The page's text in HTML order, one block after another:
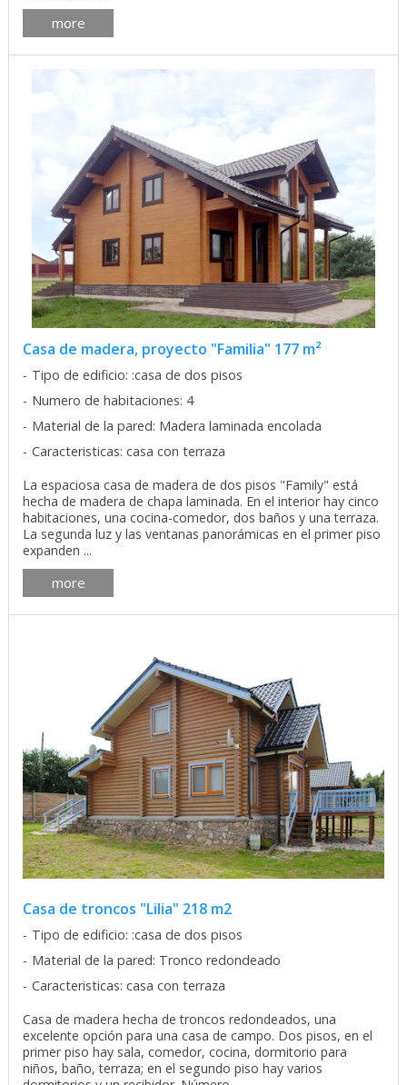
more
Casa de madera, proyecto "Familia" 177 m²
Tipo de edificio: :casa de dos pisos
Numero de habitaciones: 4
Material de la pared: Madera laminada encolada
Caracteristicas: casa con terraza
La espaciosa casa de madera de dos pisos "Family" está
hecha de madera de chapa laminada. En el interior hay cinco
habitaciones, una cocina-comedor, dos baños y una terraza.
La segunda luz y las ventanas panorámicas en el primer piso
expanden ...
more
Casa de troncos "Lilia" 218 m2
Tipo de edificio: :casa de dos pisos
Material de la pared: Tronco redondeado
Caracteristicas: casa con terraza
Casa de madera hecha de troncos redondeados, una
excelente opción para una casa de campo. Dos pisos, en el
primer piso hay sala, comedor, cocina, dormitorio para
niños, baño, terraza; en el segundo piso hay varios